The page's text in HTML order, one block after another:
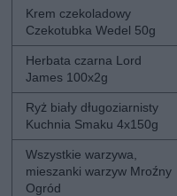
Krem czekoladowy
Czekotubka Wedel 50g
Herbata czarna Lord
James 100x2g
Ryż biały długoziarnisty
Kuchnia Smaku 4x150g
Wszystkie warzywa,
mieszanki warzyw Mroźny
Ogród